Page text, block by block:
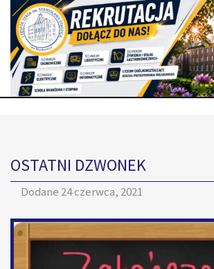
OSTATNI DZWONEK
Dodane 24 czerwca, 2021